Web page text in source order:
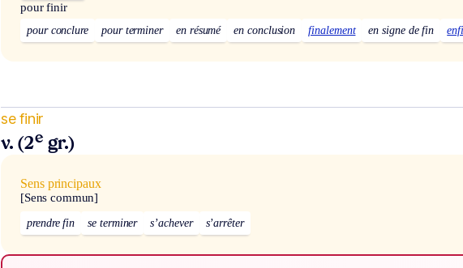
pour finir
pour conclure pour terminer en résumé en conclusion finalement en signe de fin
se finir
v. (2e gr.)
Sens principaux
[Sens commun]
prendre fin se terminer s’achever s’arrêter